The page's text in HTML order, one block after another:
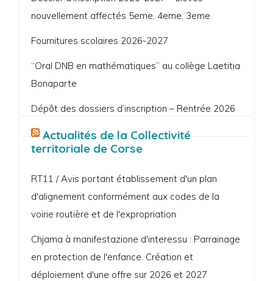
nouvellement affectés 5eme, 4eme, 3eme
Fournitures scolaires 2026-2027
“Oral DNB en mathématiques” au collège Laetitia
Bonaparte
Dépôt des dossiers d’inscription – Rentrée 2026
Actualités de la Collectivité
territoriale de Corse
RT11 / Avis portant établissement d'un plan
d'alignement conformément aux codes de la
voirie routière et de l'expropriation
Chjama à manifestazione d'interessu : Parrainage
en protection de l'enfance. Création et
déploiement d'une offre sur 2026 et 2027